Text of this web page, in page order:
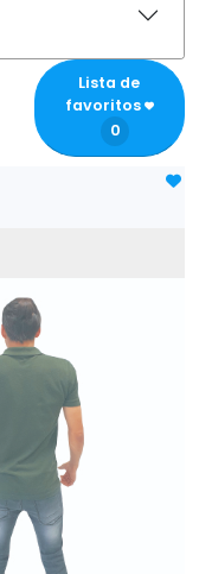
Lista de
favoritos
0